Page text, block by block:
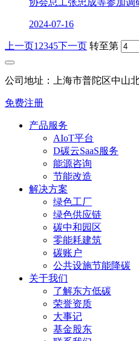
协会总工张忠成等参加调
2024-07-16
上一页12345下一页 转至第
公司地址：上海市普陀区中山
免费注册
产品服务
AIoT平台
D碳云SaaS服务
能源咨询
节能改造
解决方案
绿色工厂
绿色供应链
碳中和园区
零能耗建筑
碳账户
公共设施节能降碳
关于我们
了解东方低碳
荣誉资质
大事记
基金股东